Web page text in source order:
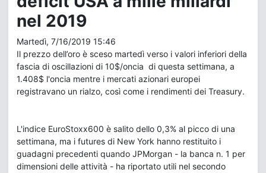
nel 2019
Martedì, 7/16/2019 15:46
Il prezzo dell’oro è sceso martedì verso i valori inferiori della
fascia di oscillazioni di 10$/oncia di questa settimana, a
1.408$ l'oncia mentre i mercati azionari europei
registravano un rialzo, così come i rendimenti dei Treasury.
L'indice EuroStoxx600 è salito dello 0,3% al picco di una
settimana, ma i futures di New York hanno restituito i
guadagni precedenti quando JPMorgan - la banca n. 1 per
dimensioni delle attività - ha riportato utili nel secondo